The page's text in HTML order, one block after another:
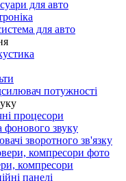
для авто
для авто
потужності
процесори
фонового звуку
зворотного зв'язку
компресори
панелі